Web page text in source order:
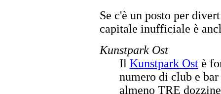
Se c'è un posto per
capitale inufficiale è
Kunstpark Ost
Il Kunstpark Ostè
numero di club e
almeno TRE